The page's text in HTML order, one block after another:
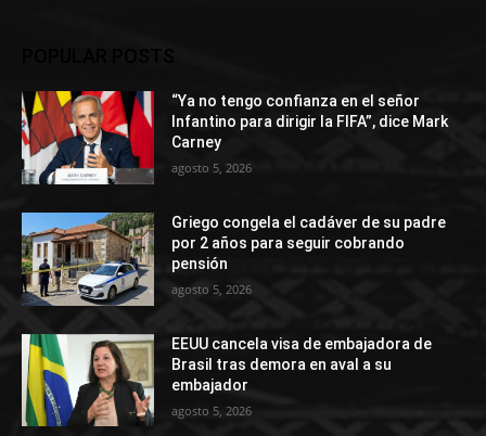
“Ya no tengo confianza en el señor
Infantino para dirigir la FIFA”, dice Mark
Carney
agosto 5, 2026
Griego congela el cadáver de su padre
por 2 años para seguir cobrando
pensión
agosto 5, 2026
EEUU cancela visa de embajadora de
Brasil tras demora en aval a su
embajador
agosto 5, 2026